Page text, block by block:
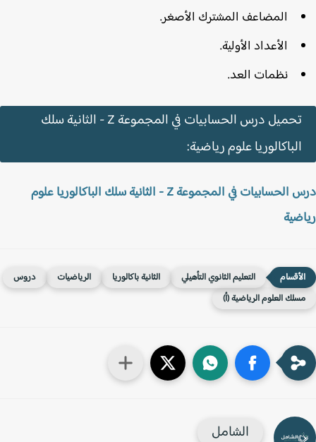
المضاعف المشترك الأصغر.
الأعداد الأولية.
نظمات العد.
تحميل درس الحسابيات في المجموعة Z - الثانية سلك
الباكالوريا علوم رياضية:
درس الحسابيات في المجموعة Z - الثانية سلك الباكالوريا علوم
التعليم الثانوي التأهيلي الثانية باكالوريا الرياضيات
دروس
العلوم الرياضية (أ)
الشامل